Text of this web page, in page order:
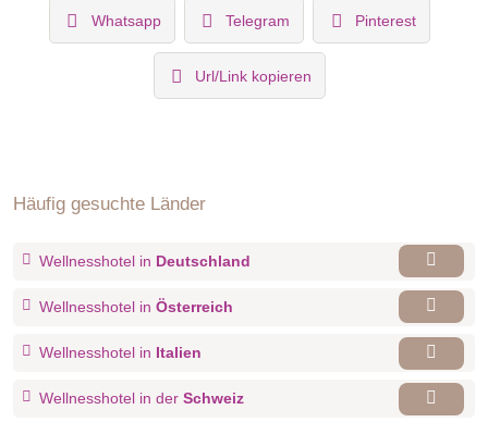
Whatsapp Telegram Pinterest
Url/Link kopieren
Häufig gesuchte Länder
Wellnesshotel in Deutschland
Wellnesshotel in Österreich
Wellnesshotel in Italien
Wellnesshotel in der Schweiz